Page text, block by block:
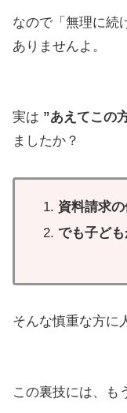
なので「無理に続
ありませんよ。
実は ”あえてこの
ましたか？
資料請求の
でも子ども
そんな慎重な方に
この裏技には、も